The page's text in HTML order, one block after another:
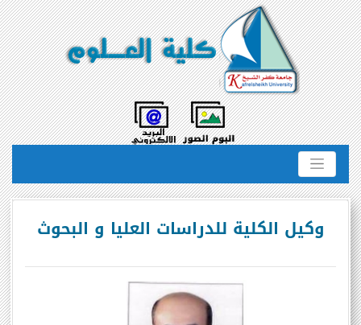
وكيل الكلية للدراسات العليا و البحوث